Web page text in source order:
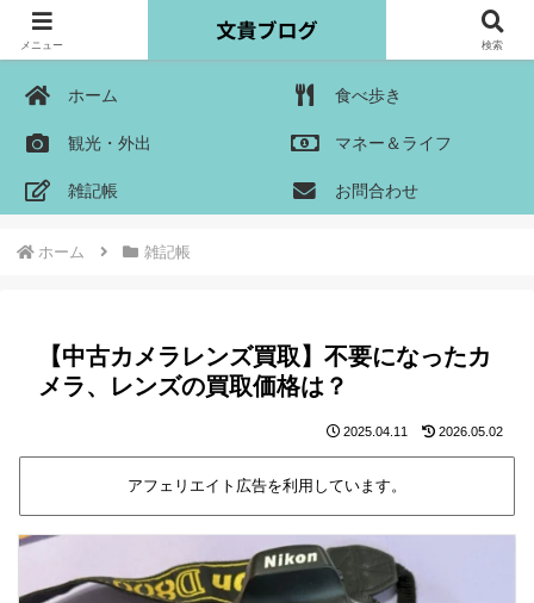
ホーム 食べ歩き
観光・外出 マネー＆ライフ
雑記帳 お問合わせ
ホーム 雑記帳
【中古カメラレンズ買取】不要になったカ
メラ、レンズの買取価格は？
2025.04.11 2026.05.02
アフェリエイト広告を利用しています。
メニュー 検索